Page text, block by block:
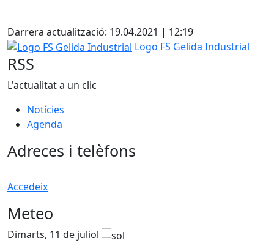
Darrera actualització: 19.04.2021 | 12:19
Logo FS Gelida Industrial
Logo FS Gelida Industrial
RSS
L'actualitat a un clic
Notícies
Agenda
Adreces i telèfons
Accedeix
Meteo
Dimarts, 11 de juliol